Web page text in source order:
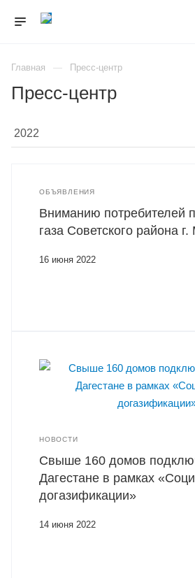
Главная Пресс-центр
Пресс-центр
ОБЪЯВЛЕНИЯ
Вниманию потребителей
газа Советского района
16 июня 2022
НОВОСТИ
Свыше 160 домов
Дагестане в рамках
догазификации»
14 июня 2022